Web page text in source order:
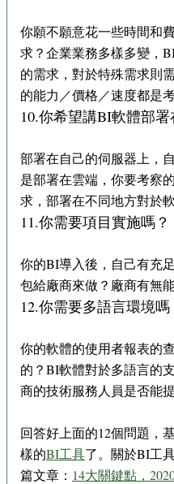
你願不願意花一些時間和
求？企業業務多樣多變，
的需求，對於特殊需求則
的能力／價格／速度都是考
10.你希望講BI軟體部署
部署在自己的伺服器上，
是部署在雲端，你要考察
求，部署在不同地方對於
11.你需要項目實施嗎？
你的BI導入後，自己有充
包給廠商來做？廠商有無
12.你需要多語言環境嗎
你的軟體的使用者報表的
的？BI軟體對於多語言的
商的技術服務人員是否能
回答好上面的12個問題，
樣的BI工具了。關於BI工
篇文章： 14大關鍵點，